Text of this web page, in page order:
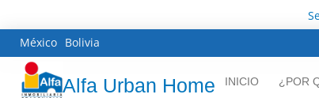
México Bolivia
Alfa Urban Home INICIO ¿POR